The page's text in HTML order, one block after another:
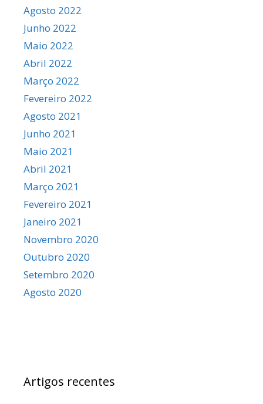
Agosto 2022
Junho 2022
Maio 2022
Abril 2022
Março 2022
Fevereiro 2022
Agosto 2021
Junho 2021
Maio 2021
Abril 2021
Março 2021
Fevereiro 2021
Janeiro 2021
Novembro 2020
Outubro 2020
Setembro 2020
Agosto 2020
Artigos recentes